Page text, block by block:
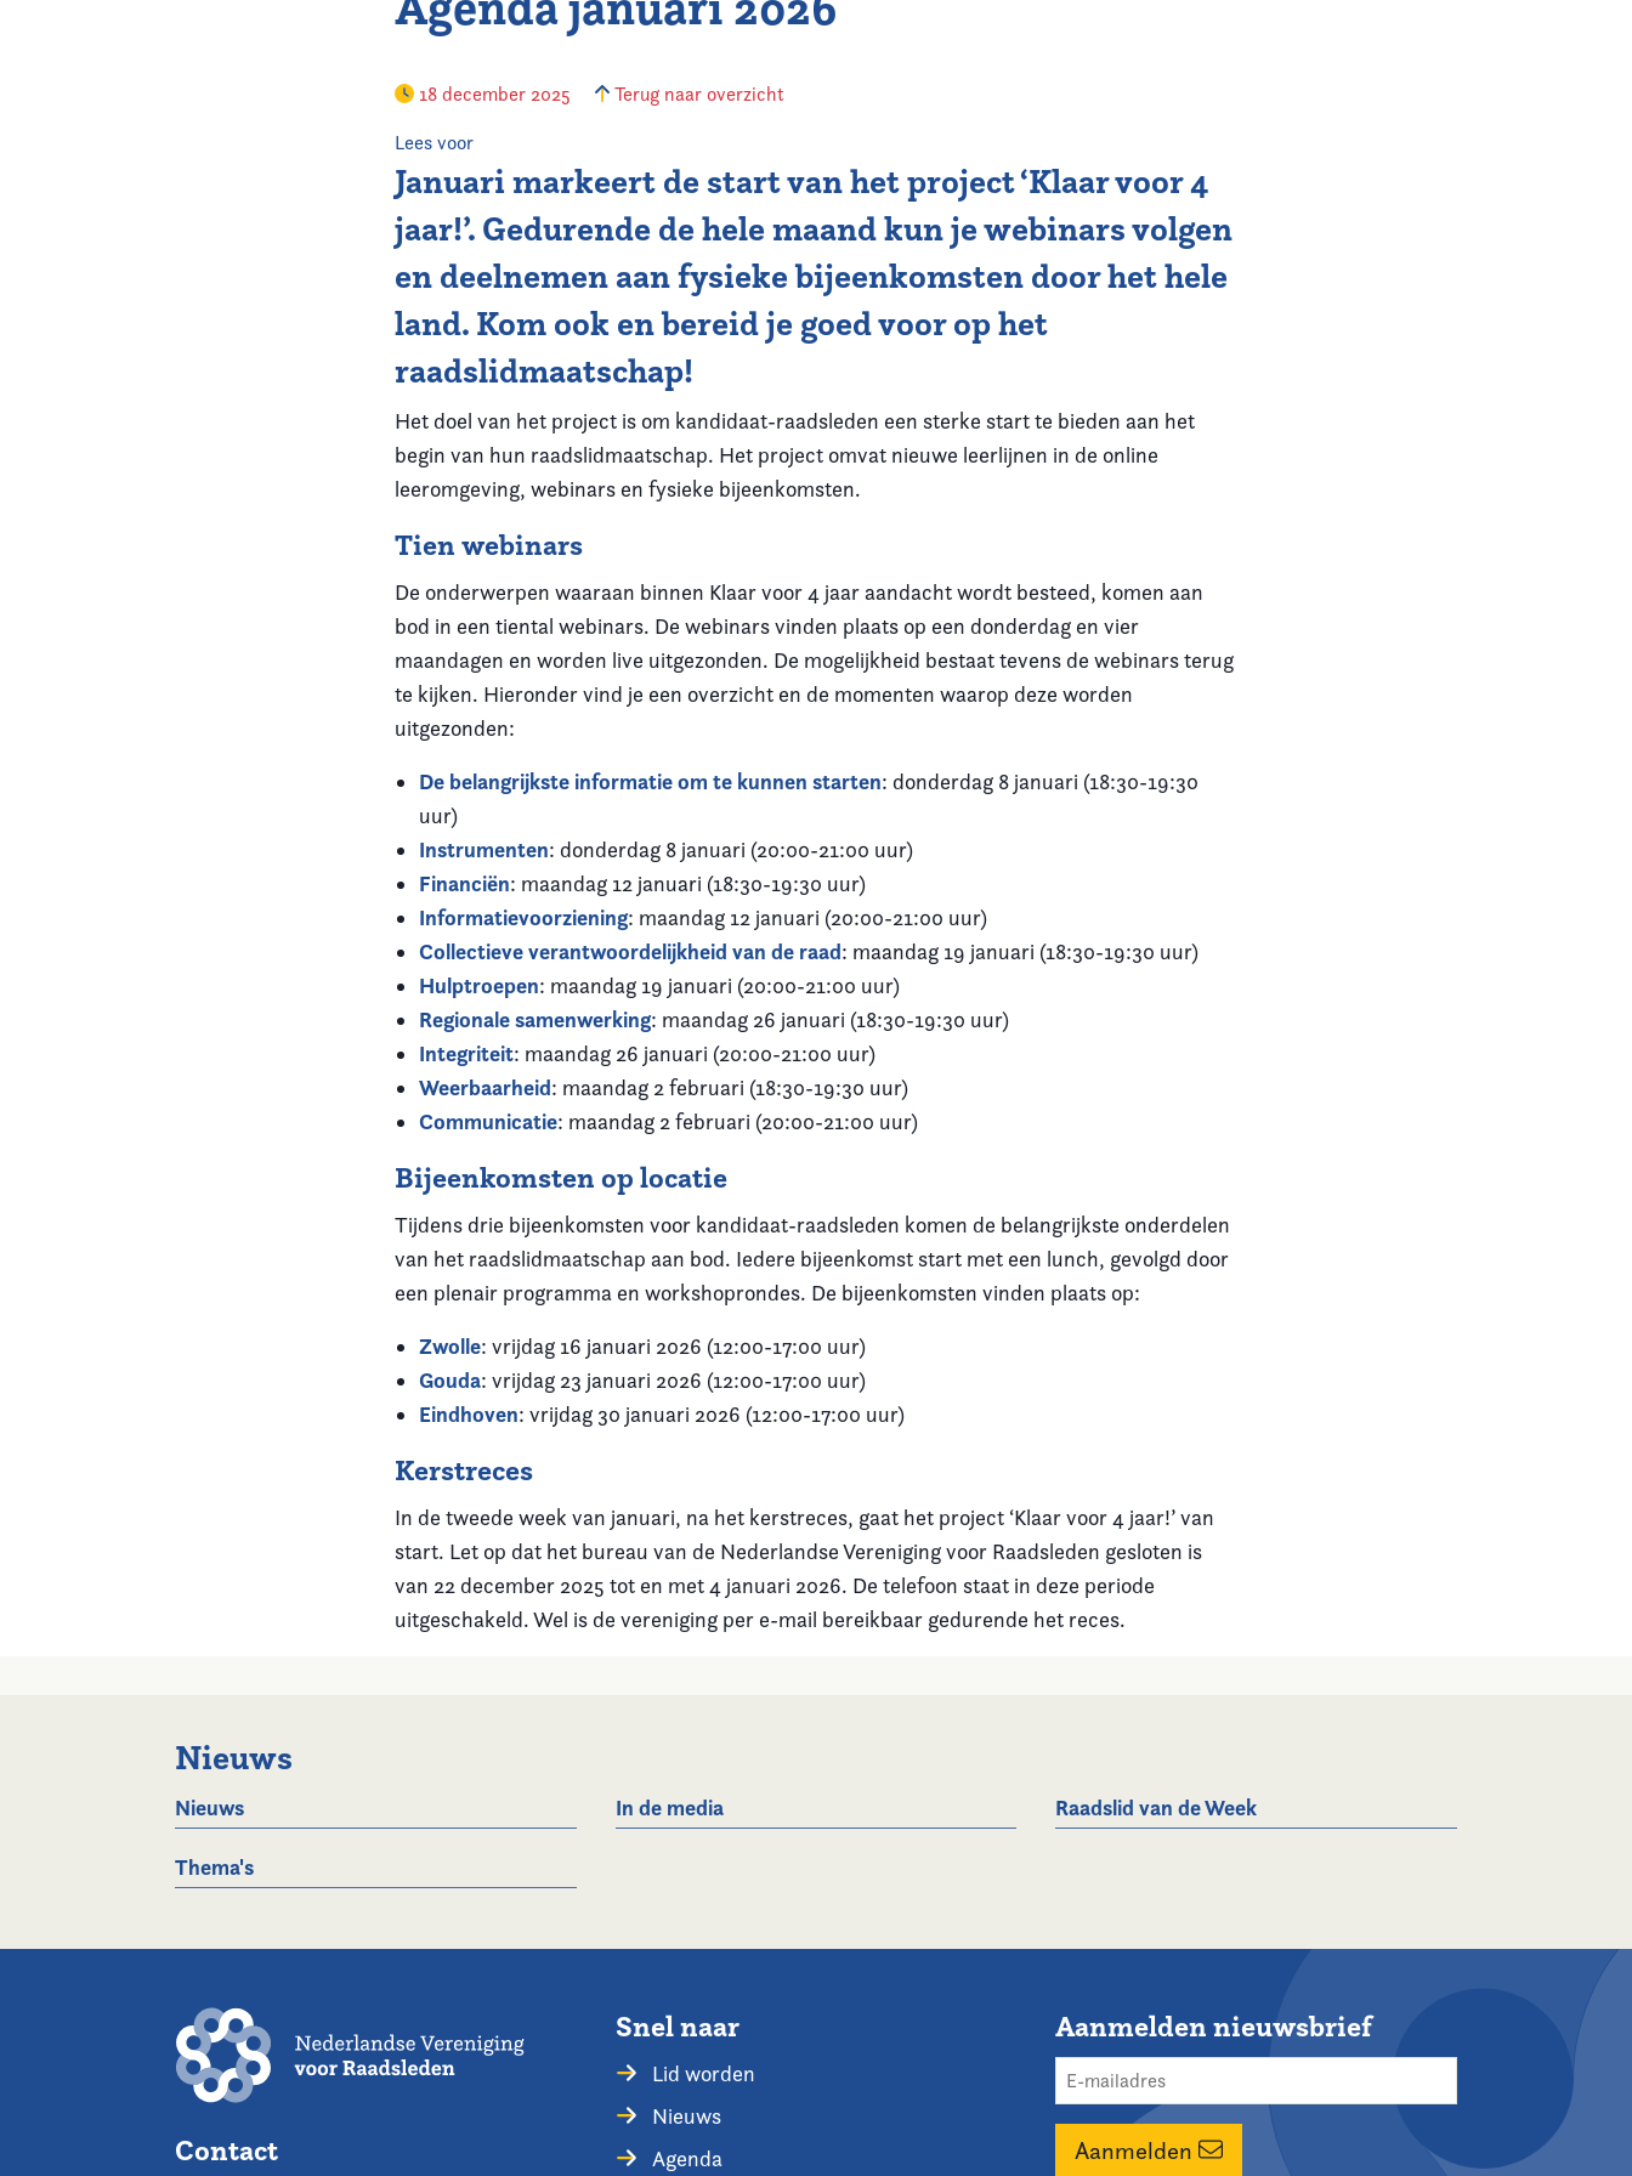
18 december 2025 Terug naar overzicht
Lees voor
Januari markeert de start van het project ‘Klaar voor 4
jaar!’. Gedurende de hele maand kun je webinars volgen
en deelnemen aan fysieke bijeenkomsten door het hele
land. Kom ook en bereid je goed voor op het
raadslidmaatschap!
Het doel van het project is om kandidaat-raadsleden een sterke start te bieden aan het
begin van hun raadslidmaatschap. Het project omvat nieuwe leerlijnen in de online
leeromgeving, webinars en fysieke bijeenkomsten.
Tien webinars
De onderwerpen waaraan binnen Klaar voor 4 jaar aandacht wordt besteed, komen aan
bod in een tiental webinars. De webinars vinden plaats op een donderdag en vier
maandagen en worden live uitgezonden. De mogelijkheid bestaat tevens de webinars terug
te kijken. Hieronder vind je een overzicht en de momenten waarop deze worden
uitgezonden:
De belangrijkste informatie om te kunnen starten: donderdag 8 januari (18:30-19:30
uur)
Instrumenten: donderdag 8 januari (20:00-21:00 uur)
Financiën: maandag 12 januari (18:30-19:30 uur)
Informatievoorziening: maandag 12 januari (20:00-21:00 uur)
Collectieve verantwoordelijkheid van de raad: maandag 19 januari (18:30-19:30 uur)
Hulptroepen: maandag 19 januari (20:00-21:00 uur)
Regionale samenwerking: maandag 26 januari (18:30-19:30 uur)
Integriteit: maandag 26 januari (20:00-21:00 uur)
Weerbaarheid: maandag 2 februari (18:30-19:30 uur)
Communicatie: maandag 2 februari (20:00-21:00 uur)
Bijeenkomsten op locatie
Tijdens drie bijeenkomsten voor kandidaat-raadsleden komen de belangrijkste onderdelen
van het raadslidmaatschap aan bod. Iedere bijeenkomst start met een lunch, gevolgd door
een plenair programma en workshoprondes. De bijeenkomsten vinden plaats op:
Zwolle: vrijdag 16 januari 2026 (12:00-17:00 uur)
Gouda: vrijdag 23 januari 2026 (12:00-17:00 uur)
Eindhoven: vrijdag 30 januari 2026 (12:00-17:00 uur)
Kerstreces
In de tweede week van januari, na het kerstreces, gaat het project ‘Klaar voor 4 jaar!’ van
start. Let op dat het bureau van de Nederlandse Vereniging voor Raadsleden gesloten is
van 22 december 2025 tot en met 4 januari 2026. De telefoon staat in deze periode
uitgeschakeld. Wel is de vereniging per e-mail bereikbaar gedurende het reces.
Nieuws
Nieuws In de media Raadslid van de Week
Thema's
Contact
Snel naar
Lid worden
Nieuws
Agenda
Aanmelden nieuwsbrief
Aanmelden